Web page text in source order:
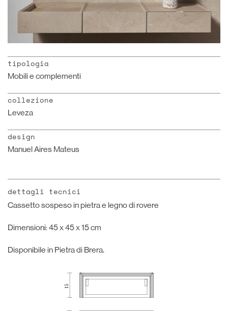
tipologia
Mobili e complementi
collezione
Leveza
design
Manuel Aires Mateus
dettagli tecnici
Cassetto sospeso in pietra e legno di rovere
Dimensioni: 45 x 45 x 15 cm
Disponibile in Pietra di Brera.